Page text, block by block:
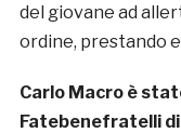
del giovane ad
ordine, prestando
Carlo Macro è
Fatebenefratelli di